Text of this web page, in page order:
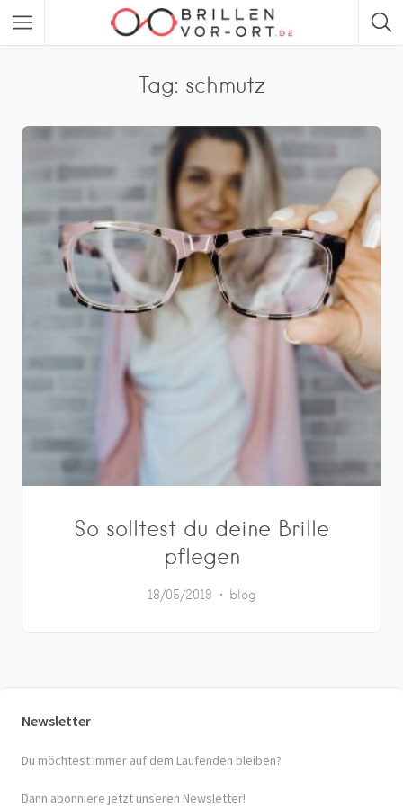
Tag: schmutz
So solltest du deine Brille
pflegen
18/05/2019 blog
Newsletter
Du möchtest immer auf dem Laufenden bleiben?
Dann abonniere jetzt unseren Newsletter!